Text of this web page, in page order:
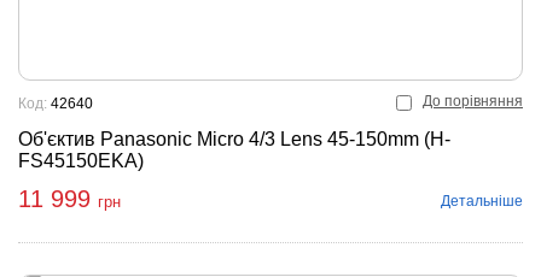
До порівняння
Об'єктив Panasonic Micro 4/3 Lens 45-150mm (H-
FS45150EKA)
Код: 42640
11 999 грн Детальніше